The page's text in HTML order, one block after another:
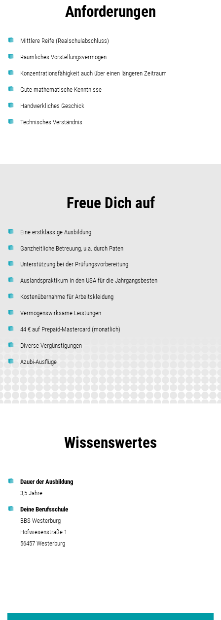
Anforderungen
Mittlere Reife (Realschulabschluss)
Räumliches Vorstellungsvermögen
Konzentrationsfähigkeit auch über einen längeren Zeitraum
Gute mathematische Kenntnisse
Handwerkliches Geschick
Technisches Verständnis
Freue Dich auf
Eine erstklassige Ausbildung
Ganzheitliche Betreuung, u.a. durch Paten
Unterstützung bei der Prüfungsvorbereitung
Auslandspraktikum in den USA für die Jahrgangsbesten
Kostenübernahme für Arbeitskleidung
Vermögenswirksame Leistungen
44 € auf Prepaid-Mastercard (monatlich)
Diverse Vergünstigungen
Azubi-Ausflüge
Wissenswertes
Dauer der Ausbildung
3,5 Jahre
Deine Berufsschule
BBS Westerburg
Hofwiesenstraße 1
56457 Westerburg